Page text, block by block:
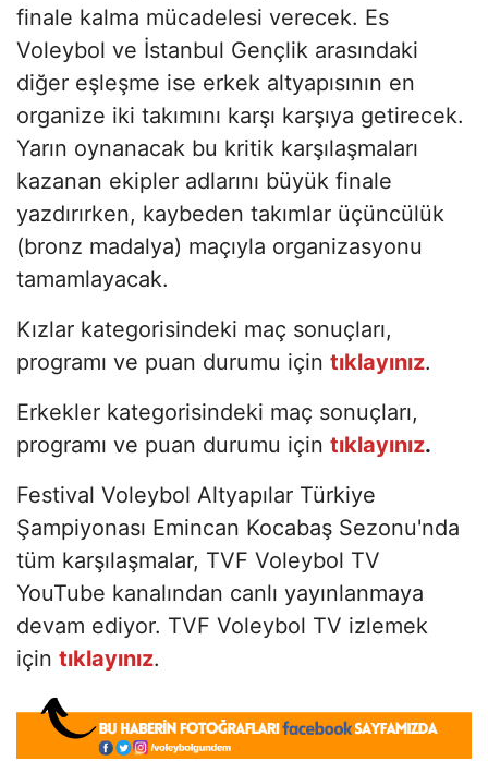
finale kalma mücadelesi verecek. Es
Voleybol ve İstanbul Gençlik arasındaki
diğer eşleşme ise erkek altyapısının en
organize iki takımını karşı karşıya getirecek.
Yarın oynanacak bu kritik karşılaşmaları
kazanan ekipler adlarını büyük finale
yazdırırken, kaybeden takımlar üçüncülük
(bronz madalya) maçıyla organizasyonu
tamamlayacak.
Kızlar kategorisindeki maç sonuçları,
programı ve puan durumu için tıklayınız.
Erkekler kategorisindeki maç sonuçları,
programı ve puan durumu için tıklayınız.
Festival Voleybol Altyapılar Türkiye
Şampiyonası Emincan Kocabaş Sezonu'nda
tüm karşılaşmalar, TVF Voleybol TV
YouTube kanalından canlı yayınlanmaya
devam ediyor. TVF Voleybol TV izlemek
için tıklayınız.